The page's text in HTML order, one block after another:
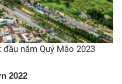
năm Quý Mão 2023
2022